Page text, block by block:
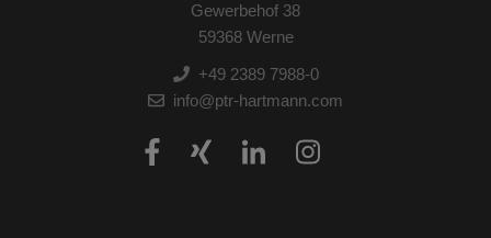
Gewerbehof 38
59368 Werne
+49 2389 7988-0
info@ptr-hartmann.com